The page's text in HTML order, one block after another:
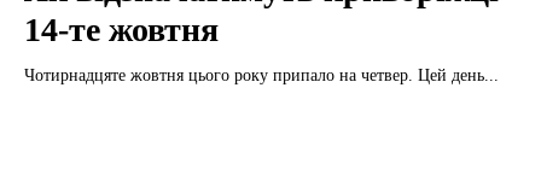
14-те жовтня
Чотирнадцяте жовтня цього року припало на четвер. Цей день...